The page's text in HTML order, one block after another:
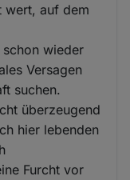
wert, auf dem
wieder
Versagen
suchen.
überzeugend
hier lebenden
Furcht vor